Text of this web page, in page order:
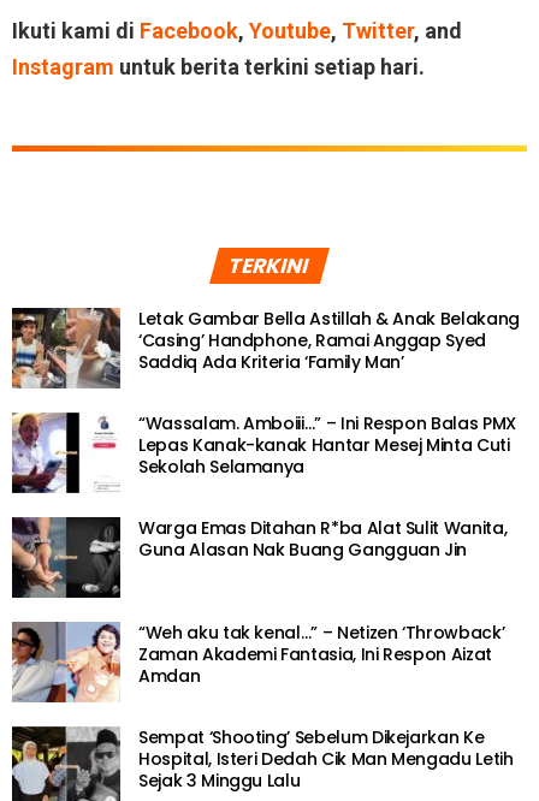
Ikuti kami di Facebook, Youtube, Twitter, and
Instagram untuk berita terkini setiap hari.
TERKINI
Letak Gambar Bella Astillah & Anak Belakang
‘Casing’ Handphone, Ramai Anggap Syed
Saddiq Ada Kriteria ‘Family Man’
“Wassalam. Amboiii…” – Ini Respon Balas PMX
Lepas Kanak-kanak Hantar Mesej Minta Cuti
Sekolah Selamanya
Warga Emas Ditahan R*ba Alat Sulit Wanita,
Guna Alasan Nak Buang Gangguan Jin
“Weh aku tak kenal…” – Netizen ‘Throwback’
Zaman Akademi Fantasia, Ini Respon Aizat
Amdan
Sempat ‘Shooting’ Sebelum Dikejarkan Ke
Hospital, Isteri Dedah Cik Man Mengadu Letih
Sejak 3 Minggu Lalu